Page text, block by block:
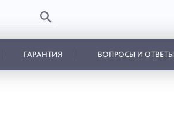
ГАРАНТИЯ ВОПРОСЫ И ОТВЕТЫ